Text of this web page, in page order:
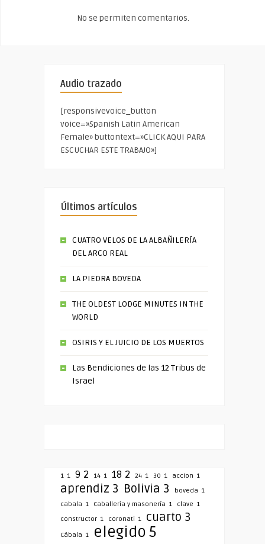
No se permiten comentarios.
Audio trazado
[responsivevoice_button
voice=»Spanish Latin American
Female» buttontext=»CLICK AQUI PARA
ESCUCHAR ESTE TRABAJO»]
Últimos artículos
CUATRO VELOS DE LA ALBAÑILERÍA
DEL ARCO REAL
LA PIEDRA BOVEDA
THE OLDEST LODGE MINUTES IN THE
WORLD
OSIRIS Y EL JUICIO DE LOS MUERTOS
Las Bendiciones de las 12 Tribus de
Israel
1 1 9 2 14 1 18 2 24 1 30 1 accion 1
aprendiz 3 Bolivia 3 boveda 1
cabala 1 Caballería y masonería 1 clave 1
constructor 1 coronati 1 cuarto 3
Cábala 1 elegido5